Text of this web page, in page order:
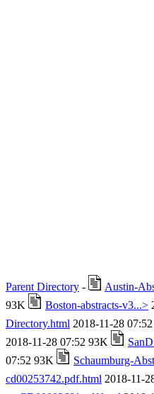
Parent Directory - Austin-
93K
Boston-abstracts-v3...>
Directory.html 2018-11-28
2018-11-28 07:52 93K
07:52 93K
Schaumburg-
cd00253742.pdf.html 2018-11-